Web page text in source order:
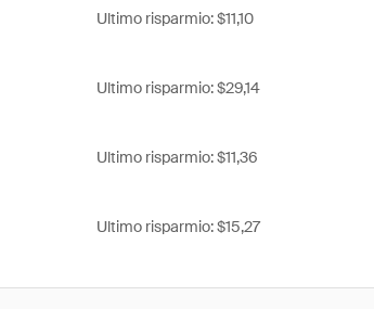
Ultimo risparmio: $11,10
Ultimo risparmio: $29,14
Ultimo risparmio: $11,36
Ultimo risparmio: $15,27